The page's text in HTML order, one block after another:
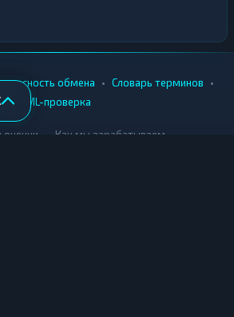
обмена • Словарь терминов •
AML-проверка
Как мы зарабатываем